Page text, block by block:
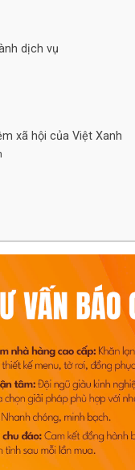
dịch vụ
xã hội của Việt Xanh